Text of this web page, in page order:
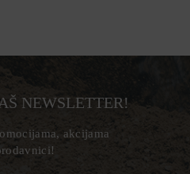
NEWSLETTER!
akcijama